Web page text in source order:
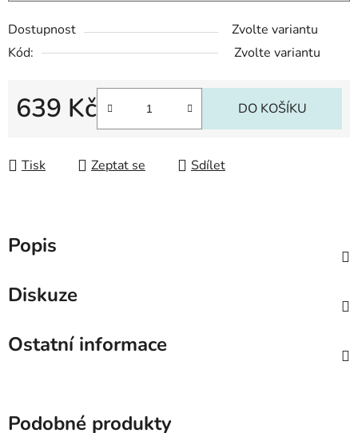
Dostupnost
Zvolte variantu
Kód:
Zvolte variantu
639 Kč DO KOŠÍKU
Tisk Zeptat se Sdílet
Popis
Diskuze
Ostatní informace
Podobné produkty